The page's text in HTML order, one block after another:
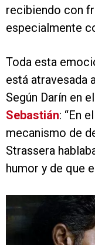
recibiendo con
especialmente
Toda esta
está atravesada
Según Darín en el
Sebastián: “En
mecanismo de
Strassera
humor y de que